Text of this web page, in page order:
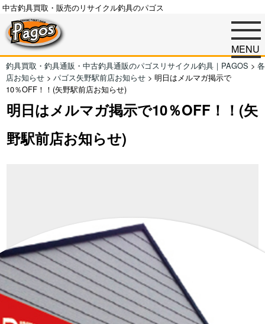
中古釣具買取・販売のリサイクル釣具のパゴス
MENU
釣具買取・釣具通販・中古釣具通販のパゴスリサイクル釣具｜PAGOS > 各
店お知らせ > パゴス矢野駅前店お知らせ > 明日はメルマガ掲示で
10％OFF！！(矢野駅前店お知らせ)
明日はメルマガ掲示で10％OFF！！(矢
野駅前店お知らせ)